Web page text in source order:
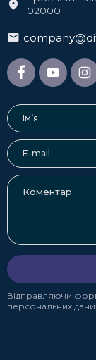
02000
Відправляючи
персональних